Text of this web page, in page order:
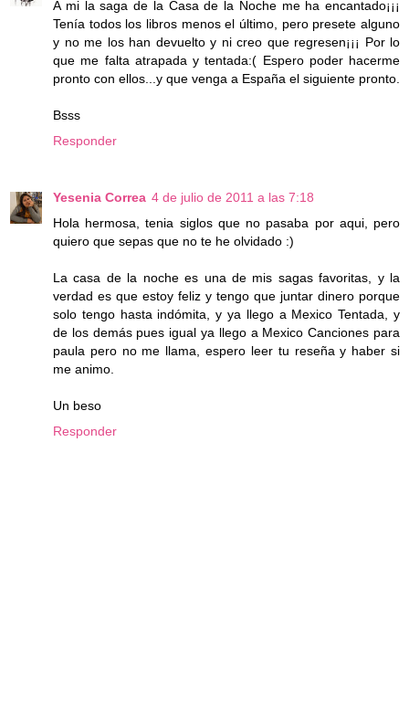
A mi la saga de la Casa de la Noche me ha encantado¡¡¡
Tenía todos los libros menos el último, pero presete alguno
y no me los han devuelto y ni creo que regresen¡¡¡ Por lo
que me falta atrapada y tentada:( Espero poder hacerme
pronto con ellos...y que venga a España el siguiente pronto.
Bsss
Responder
Yesenia Correa 4 de julio de 2011 a las 7:18
Hola hermosa, tenia siglos que no pasaba por aqui, pero
quiero que sepas que no te he olvidado :)
La casa de la noche es una de mis sagas favoritas, y la
verdad es que estoy feliz y tengo que juntar dinero porque
solo tengo hasta indómita, y ya llego a Mexico Tentada, y
de los demás pues igual ya llego a Mexico Canciones para
paula pero no me llama, espero leer tu reseña y haber si
me animo.
Un beso
Responder